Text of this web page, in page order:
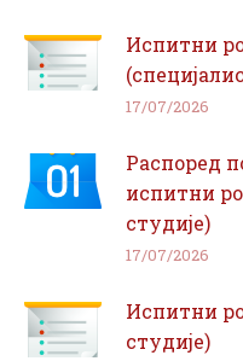
Испитни
17/07/2026
Распоред
испитни
студије)
17/07/2026
Испитни
студије)